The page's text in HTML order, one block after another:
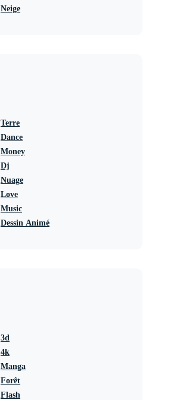
Neige
Terre
Dance
Money
Dj
Nuage
Love
Music
Dessin Animé
3d
4k
Manga
Forêt
Flash